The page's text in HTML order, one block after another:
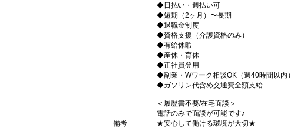
◆日払い・週払い可
◆短期（2ヶ月）〜長期
◆退職金制度
◆資格支援（介護資格のみ）
◆有給休暇
◆産休・育休
◆正社員登用
◆副業・Wワーク相談OK（週40時間以内）
◆ガソリン代含め交通費全額支給
＜履歴書不要/在宅面談＞
電話のみで面談が可能です♪
備考
★安心して働ける環境が大切★